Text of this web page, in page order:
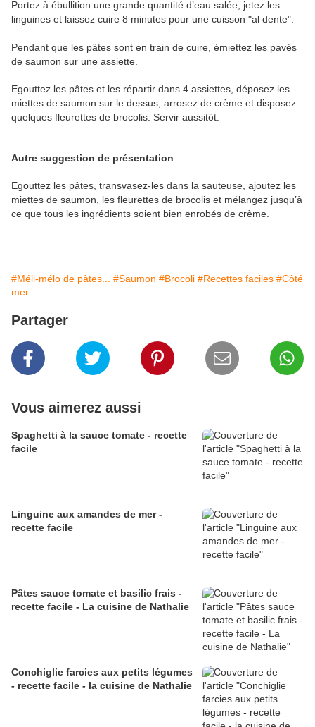
Portez à ébullition une grande quantité d’eau salée, jetez les
linguines et laissez cuire 8 minutes pour une cuisson "al dente".
Pendant que les pâtes sont en train de cuire, émiettez les pavés
de saumon sur une assiette.
Egouttez les pâtes et les répartir dans 4 assiettes, déposez les
miettes de saumon sur le dessus, arrosez de crème et disposez
quelques fleurettes de brocolis. Servir aussitôt.
Autre suggestion de présentation
Egouttez les pâtes, transvasez-les dans la sauteuse, ajoutez les
miettes de saumon, les fleurettes de brocolis et mélangez jusqu’à
ce que tous les ingrédients soient bien enrobés de crème.
#Méli-mélo de pâtes... #Saumon #Brocoli #Recettes faciles #Côté
mer
Partager
Vous aimerez aussi
Spaghetti à la sauce tomate - recette
facile
Linguine aux amandes de mer -
recette facile
Pâtes sauce tomate et basilic frais -
recette facile - La cuisine de Nathalie
Conchiglie farcies aux petits légumes
- recette facile - la cuisine de Nathalie